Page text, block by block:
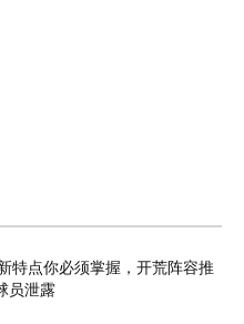
特点你必须掌握，开荒阵容推
员泄露